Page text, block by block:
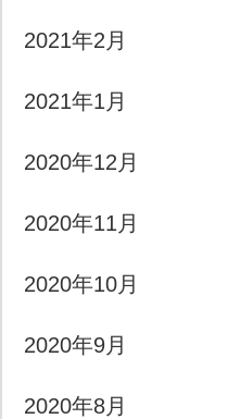
2021年2月
2021年1月
2020年12月
2020年11月
2020年10月
2020年9月
2020年8月